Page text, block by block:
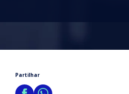
Partilhar